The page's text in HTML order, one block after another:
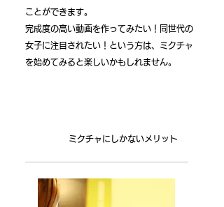
ことができます。
完成度の高い動画を作ってみたい！同世代の
女子に注目されたい！という方は、ミクチャ
を始めてみると楽しいかもしれません。
​ミクチャにしかないメリット